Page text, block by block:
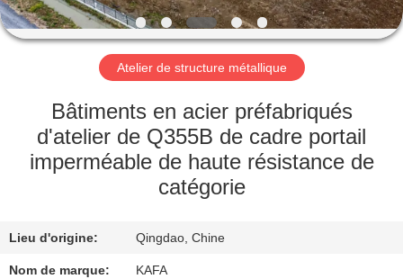
SPECTACLE
DE
RÉALITÉ
VIRTUELLE
NOUS
Atelier de structure métallique
Bâtiments en acier préfabriqués
d'atelier de Q355B de cadre portail
imperméable de haute résistance de
catégorie
Lieu d'origine: Qingdao, Chine
Nom de marque: KAFA